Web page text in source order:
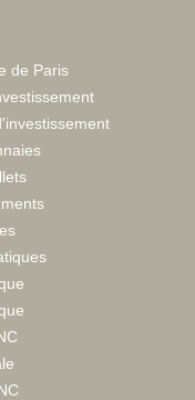
de Paris